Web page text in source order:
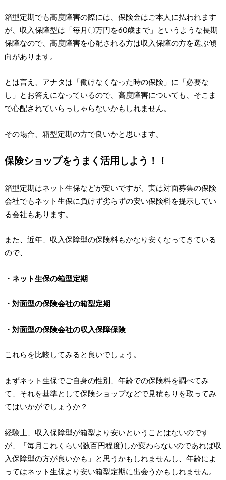
箱型定期でも高度障害の際には、保険金はご本人に払われます
が、収入保障型は「毎月〇万円を60歳まで」というような長期
保障なので、高度障害を心配される方は収入保障の方を選ぶ傾
向があります。
とは言え、アナタは「働けなくなった時の保険」に「必要な
し」とお答えになっているので、高度障害についても、そこま
で心配されていらっしゃらないかもしれません。
その場合、箱型定期の方で良いかと思います。
保険ショップをうまく活用しよう！！
箱型定期はネット生保などが安いですが、実は対面募集の保険
会社でもネット生保に負けず劣らずの安い保険料を提示してい
る会社もあります。
また、近年、収入保障型の保険料もかなり安くなってきている
ので、
・ネット生保の箱型定期
・対面型の保険会社の箱型定期
・対面型の保険会社の収入保障保険
これらを比較してみると良いでしょう。
まずネット生保でご自身の性別、年齢での保険料を調べてみ
て、それを基準として保険ショップなどで見積もりを取ってみ
てはいかがでしょうか？
経験上、収入保障型が箱型より安いということはないのです
が、「毎月これくらい(数百円程度)しか変わらないのであれば収
入保障型の方が良いかも」と思うかもしれませんし、年齢によ
ってはネット生保より安い箱型定期に出会うかもしれません。